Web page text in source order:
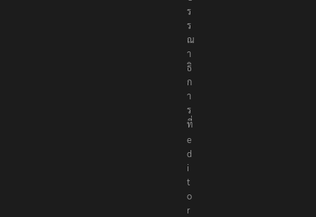
ร
ร
ณ
า
ธิ
ก
า
ร
ที่
e
d
i
t
o
r